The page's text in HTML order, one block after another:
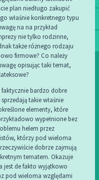
plan niedługo zakupić
właśnie konkretnego typu
na na przykład
nie tylko rodzinne,
także różnego rodzaju
firmowe? Co należy
opisując taki temat,
faktycznie bardzo dobre
takie właśnie
elementy, które
wypełnione bez
helem przez
którzy pod wieloma
dobrze zajmują
tematem. Okazuje
jest de fakto wyjątkowo
pod wieloma względami